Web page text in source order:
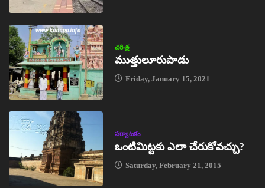
చరిత్ర
ముత్తులూరుపాడు
Friday, January 15, 2021
పర్యాటకం
ఒంటిమిట్టకు ఎలా చేరుకోవచ్చు?
Saturday, February 21, 2015